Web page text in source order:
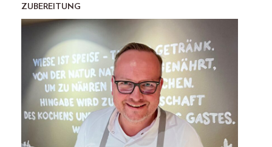
ZUBEREITUNG